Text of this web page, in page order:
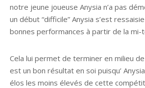
notre jeune joueuse Anysia n’a pas
un début “difficile” Anysia s’est
bonnes performances à partir de la mi-
Cela lui permet de terminer en milieu
est un bon résultat en soi puisqu’
élos les moins élevés de cette